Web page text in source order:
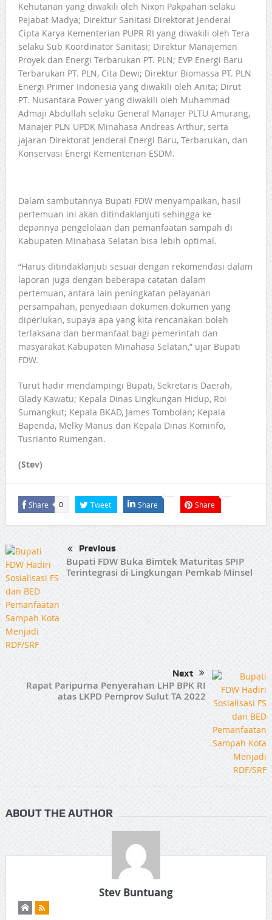
Kehutanan yang diwakili oleh Nixon Pakpahan selaku
Pejabat Madya; Direktur Sanitasi Direktorat Jenderal
Cipta Karya Kementerian PUPR RI yang diwakili oleh Tera
selaku Sub Koordinator Sanitasi; Direktur Manajemen
Proyek dan Energi Terbarukan PT. PLN; EVP Energi Baru
Terbarukan PT. PLN, Cita Dewi; Direktur Biomassa PT. PLN
Energi Primer Indonesia yang diwakili oleh Anita; Dirut
PT. Nusantara Power yang diwakili oleh Muhammad
Admaji Abdullah selaku General Manajer PLTU Amurang,
Manajer PLN UPDK Minahasa Andreas Arthur, serta
jajaran Direktorat Jenderal Energi Baru, Terbarukan, dan
Konservasi Energi Kementerian ESDM.
Dalam sambutannya Bupati FDW menyampaikan, hasil
pertemuan ini akan ditindaklanjuti sehingga ke
depannya pengelolaan dan pemanfaatan sampah di
Kabupaten Minahasa Selatan bisa lebih optimal.
“Harus ditindaklanjuti sesuai dengan rekomendasi dalam
laporan juga dengan beberapa catatan dalam
pertemuan, antara lain peningkatan pelayanan
persampahan, penyediaan dokumen dokumen yang
diperlukan, supaya apa yang kita rencanakan boleh
terlaksana dan bermanfaat bagi pemerintah dan
masyarakat Kabupaten Minahasa Selatan,” ujar Bupati
FDW.
Turut hadir mendampingi Bupati, Sekretaris Daerah,
Glady Kawatu; Kepala Dinas Lingkungan Hidup, Roi
Sumangkut; Kepala BKAD, James Tombolan; Kepala
Bapenda, Melky Manus dan Kepala Dinas Kominfo,
Tusrianto Rumengan.
(Stev)
Share 0 Tweet Share Share
Previous
Bupati FDW Buka Bimtek Maturitas SPIP
Terintegrasi di Lingkungan Pemkab Minsel
Next
Rapat Paripurna Penyerahan LHP BPK RI
atas LKPD Pemprov Sulut TA 2022
ABOUT THE AUTHOR
Stev Buntuang